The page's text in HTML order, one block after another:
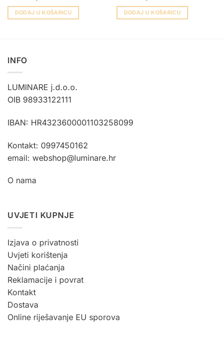
DODAJ U KOŠARICU DODAJ U KOŠARICU
INFO
LUMINARE j.d.o.o.
OIB 98933122111
IBAN: HR4323600001103258099
Kontakt: 0997450162
email: webshop@luminare.hr
O nama
UVJETI KUPNJE
Izjava o privatnosti
Uvjeti korištenja
Načini plaćanja
Reklamacije i povrat
Kontakt
Dostava
Online riješavanje EU sporova